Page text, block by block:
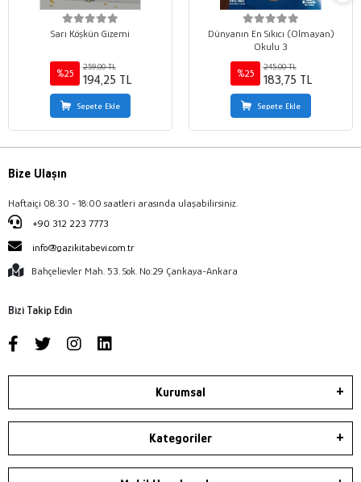
Sarı Köşkün Gizemi
%25
259,00 TL
194,25 TL
Sepete Ekle
Dünyanın En Sıkıcı (Olmayan)
Okulu 3
%25
245,00 TL
183,75 TL
Sepete Ekle
Bize Ulaşın
Haftaiçi 08:30 - 18:00 saatleri arasında ulaşabilirsiniz.
+90 312 223 7773
info@gazikitabevi.com.tr
Bahçelievler Mah. 53. Sok. No:29 Çankaya-Ankara
Bizi Takip Edin
Kurumsal
Kategoriler